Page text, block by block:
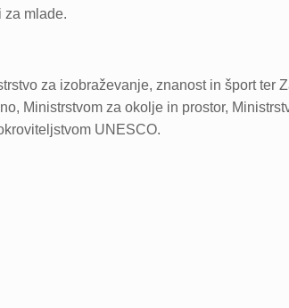
za mlade.
za izobraževanje, znanost in šport ter
Ministrstvom za okolje in prostor,
UNESCO.